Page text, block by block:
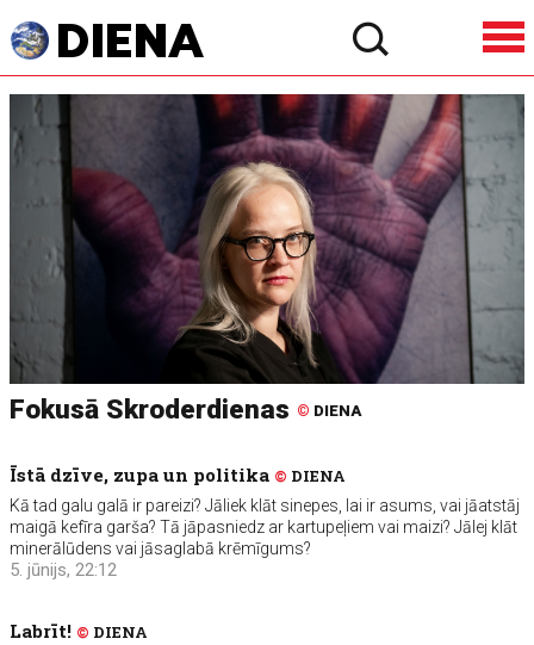
Fokusā Skroderdienas © DIENA
Īstā dzīve, zupa un politika © DIENA
Kā tad galu galā ir pareizi? Jāliek klāt sinepes, lai ir asums, vai jāatstāj
maigā kefīra garša? Tā jāpasniedz ar kartupeļiem vai maizi? Jālej klāt
minerālūdens vai jāsaglabā krēmīgums?
5. jūnijs, 22:12
Labrīt! © DIENA